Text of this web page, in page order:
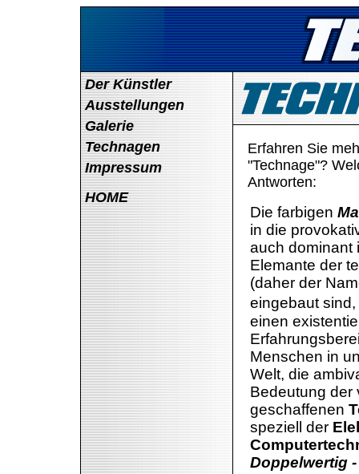
Der Künstler
Ausstellungen
Galerie
Technagen
Impressum
HOME
Erfahren Sie
"Technage"?
Antworten:
Die farbigen
in die
auch dominant
Elemante der
(daher der
eingebaut
einen
Menschen in
Welt, die
Bedeutung der
geschaffenen
speziell der
Doppelwertig